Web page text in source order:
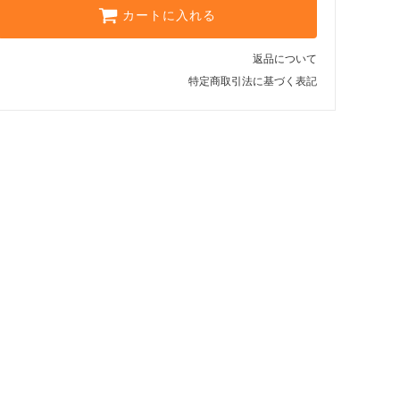
カートに入れる
返品について
特定商取引法に基づく表記